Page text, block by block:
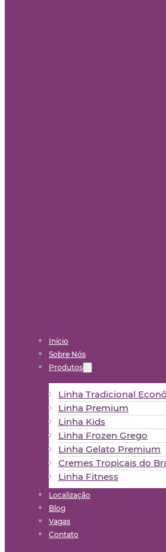
Início
Sobre Nós
Produtos
Linha Tradicional
Linha Premium
Linha Kids
Linha Frozen Grego
Linha Gelato Premium
Cremes Tropicais do
Linha Fitness
Localização
Blog
Vagas
Contato